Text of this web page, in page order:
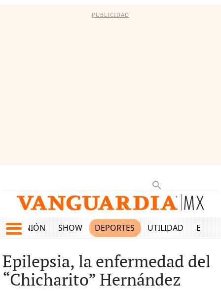
PUBLICIDAD
OPINIÓN SHOW DEPORTES UTILIDAD
Epilepsia, la enfermedad del
“Chicharito” Hernández